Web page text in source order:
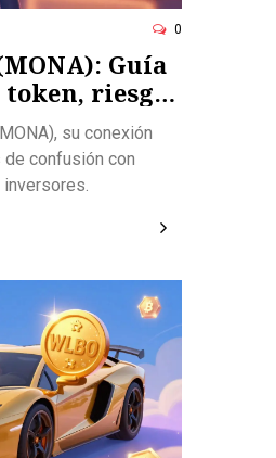
0
Guía
riesgos
su conexión
confusión con